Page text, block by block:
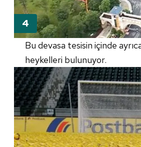
Çerezlere ilişkin
butonuna tıklayabilir,
6698 sayılı Kişisel
mevzuata uygun olarak
Bu devasa tesisin içinde
heykelleri bulunuyor.